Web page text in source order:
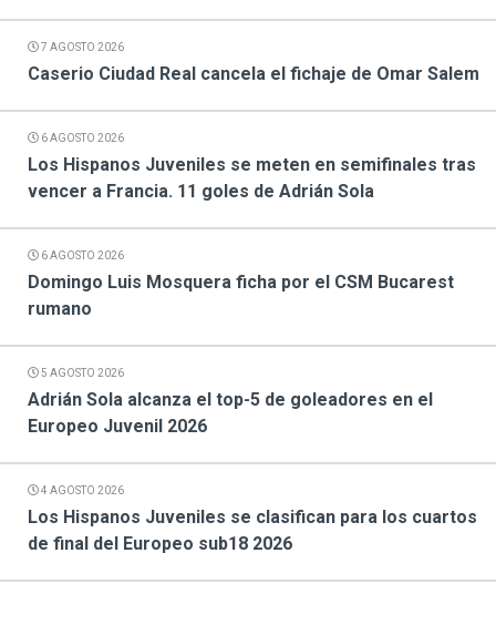
7 AGOSTO 2026
Caserio Ciudad Real cancela el fichaje de Omar Salem
6 AGOSTO 2026
Los Hispanos Juveniles se meten en semifinales tras
vencer a Francia. 11 goles de Adrián Sola
6 AGOSTO 2026
Domingo Luis Mosquera ficha por el CSM Bucarest
rumano
5 AGOSTO 2026
Adrián Sola alcanza el top-5 de goleadores en el
Europeo Juvenil 2026
4 AGOSTO 2026
Los Hispanos Juveniles se clasifican para los cuartos
de final del Europeo sub18 2026